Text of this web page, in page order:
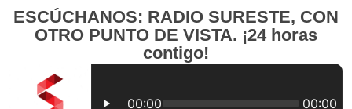
ESCÚCHANOS: RADIO SURESTE, CON
OTRO PUNTO DE VISTA. ¡24 horas
contigo!